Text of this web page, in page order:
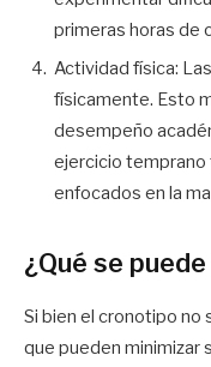
primeras horas de
Actividad física:
físicamente. Esto
desempeño
ejercicio
enfocados en la
¿Qué se
Si bien el cronotipo no
que pueden minimizar